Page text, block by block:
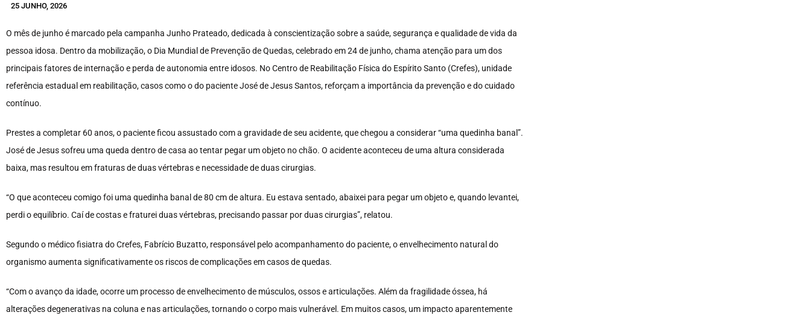
25 JUNHO, 2026
O mês de junho é marcado pela campanha Junho Prateado, dedicada à conscientização sobre a saúde, segurança e qualidade de vida da
pessoa idosa. Dentro da mobilização, o Dia Mundial de Prevenção de Quedas, celebrado em 24 de junho, chama atenção para um dos
principais fatores de internação e perda de autonomia entre idosos. No Centro de Reabilitação Física do Espírito Santo (Crefes), unidade
referência estadual em reabilitação, casos como o do paciente José de Jesus Santos, reforçam a importância da prevenção e do cuidado
contínuo.
Prestes a completar 60 anos, o paciente ficou assustado com a gravidade de seu acidente, que chegou a considerar “uma quedinha banal”.
José de Jesus sofreu uma queda dentro de casa ao tentar pegar um objeto no chão. O acidente aconteceu de uma altura considerada
baixa, mas resultou em fraturas de duas vértebras e necessidade de duas cirurgias.
“O que aconteceu comigo foi uma quedinha banal de 80 cm de altura. Eu estava sentado, abaixei para pegar um objeto e, quando levantei,
perdi o equilíbrio. Caí de costas e fraturei duas vértebras, precisando passar por duas cirurgias”, relatou.
Segundo o médico fisiatra do Crefes, Fabrício Buzatto, responsável pelo acompanhamento do paciente, o envelhecimento natural do
organismo aumenta significativamente os riscos de complicações em casos de quedas.
“Com o avanço da idade, ocorre um processo de envelhecimento de músculos, ossos e articulações. Além da fragilidade óssea, há
alterações degenerativas na coluna e nas articulações, tornando o corpo mais vulnerável. Em muitos casos, um impacto aparentemente